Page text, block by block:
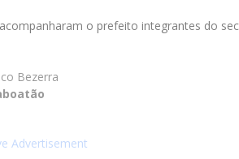
o prefeito integrantes do
Bezerra
Advertisement